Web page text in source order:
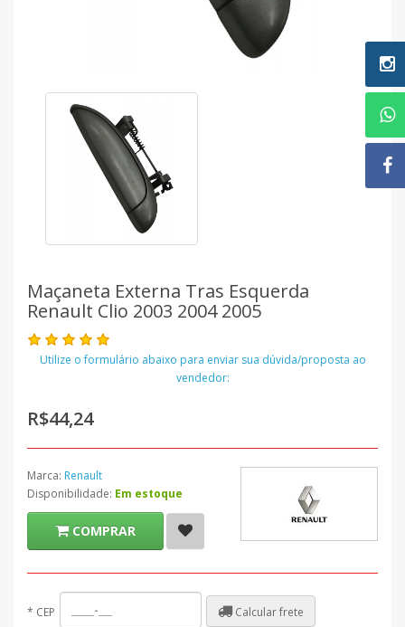
Maçaneta Externa Tras Esquerda
Renault Clio 2003 2004 2005
Utilize o formulário abaixo para enviar sua dúvida/proposta ao
vendedor:
R$44,24
Marca: Renault
Disponibilidade: Em estoque
COMPRAR
* CEP Calcular frete